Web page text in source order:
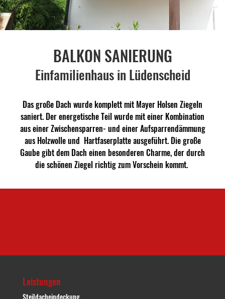
BALKON SANIERUNG
Einfamilienhaus in Lüdenscheid
Das große Dach wurde komplett mit Mayer Holsen Ziegeln
saniert. Der energetische Teil wurde mit einer Kombination
aus einer Zwischensparren- und einer Aufsparrendämmung
aus Holzwolle und Hartfaserplatte ausgeführt. Die große
Gaube gibt dem Dach einen besonderen Charme, der durch
die schönen Ziegel richtig zum Vorschein kommt.
Leistungen
Steildacheindeckung